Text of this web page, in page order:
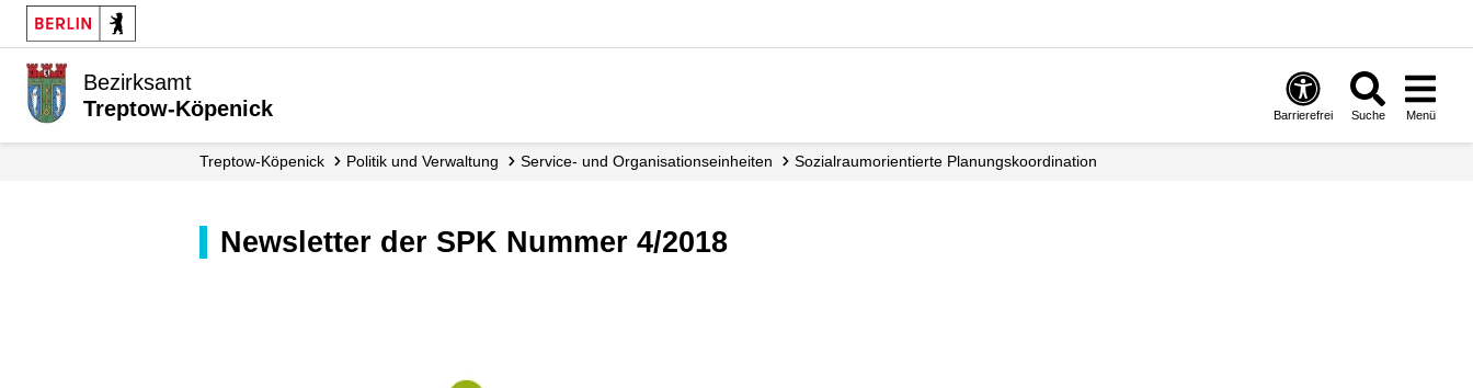
Bezirksamt
Treptow-Köpenick
Barrierefrei Suche Menü
Treptow-Köpenick Politik und Verwaltung Service- und Organisations­einheiten Sozialraum­orientierte Planungs­koordination
Newsletter der SPK Nummer 4/2018